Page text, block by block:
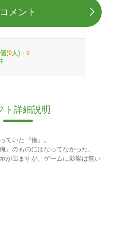
コメント
(0 人)： 0
ト詳細説明
ていた『俺』。
』のものにはなってなかった。
が出ますが、ゲームに影響は無い